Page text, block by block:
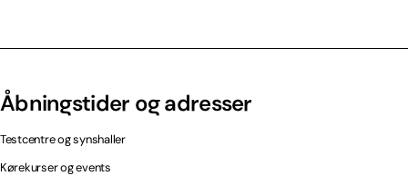
Åbningstider og adresser
Testcentre og synshaller
Kørekurser og events